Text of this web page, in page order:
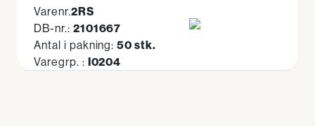
Varenr.2RS
DB-nr.: 2101667
Antal i pakning:50 stk.
Varegrp. : I0204